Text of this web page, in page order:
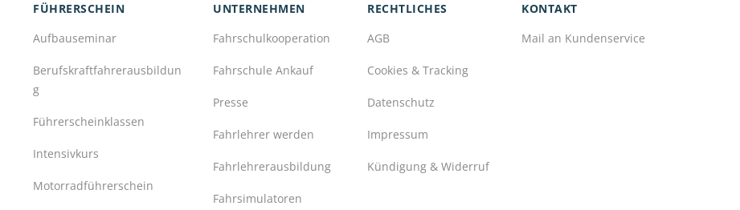
FÜHRERSCHEIN
Aufbauseminar
Berufskraftfahrerausbildun
g
Führerscheinklassen
Intensivkurs
Motorradführerschein
UNTERNEHMEN
Fahrschulkooperation
Fahrschule Ankauf
Presse
Fahrlehrer werden
Fahrlehrerausbildung
Fahrsimulatoren
RECHTLICHES
AGB
Cookies & Tracking
Datenschutz
Impressum
Kündigung & Widerruf
KONTAKT
Mail an Kundenservice